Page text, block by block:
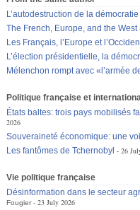
L’autodestruction de la
The French, Europe, and the West
Les Français, l’Europe et
L’élection présidentielle, la
Mélenchon rompt avec «l’armée
Politique française et
États baltes: trois pays mobilisés
2026
Souveraineté économique: une
Les fantômes de Tchernobyl
26
Vie politique française
Désinformation dans le secteur
Fougier
23 July 2026